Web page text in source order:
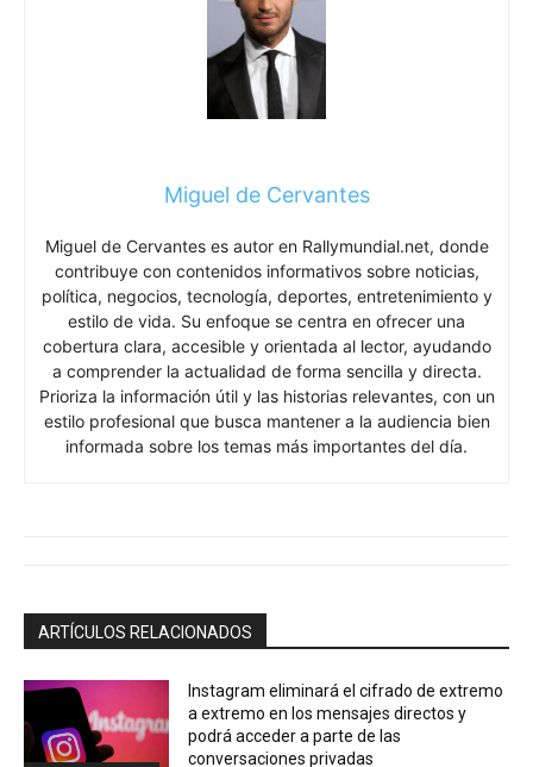
Miguel de Cervantes
Miguel de Cervantes es autor en Rallymundial.net, donde
contribuye con contenidos informativos sobre noticias,
política, negocios, tecnología, deportes, entretenimiento y
estilo de vida. Su enfoque se centra en ofrecer una
cobertura clara, accesible y orientada al lector, ayudando
a comprender la actualidad de forma sencilla y directa.
Prioriza la información útil y las historias relevantes, con un
estilo profesional que busca mantener a la audiencia bien
informada sobre los temas más importantes del día.
ARTÍCULOS RELACIONADOS
Instagram eliminará el cifrado de extremo
a extremo en los mensajes directos y
podrá acceder a parte de las
conversaciones privadas